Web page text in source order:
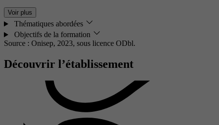
Voir plus
Thématiques abordées
Objectifs de la formation
Source : Onisep, 2023, sous licence ODbl.
Découvrir l’établissement